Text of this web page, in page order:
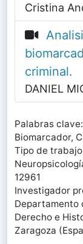
Cristina
criminal.
DANIEL
Palabras
Biomarcador,
Tipo de
12961
Investigador
Departamento
Derecho e
Zaragoza